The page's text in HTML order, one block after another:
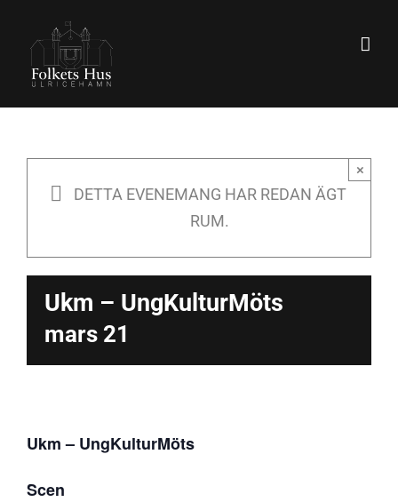
innehållet
DETTA EVENEMANG HAR REDAN ÄGT
RUM.
×
Ukm – UngKulturMöts
mars 21
Ukm – UngKulturMöts
Scen